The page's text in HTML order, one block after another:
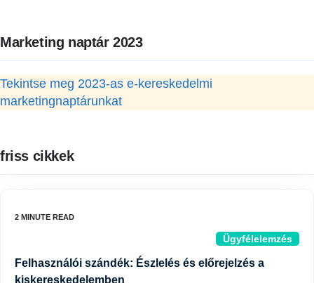
Marketing naptár 2023
Tekintse meg 2023-as e-kereskedelmi
marketingnaptárunkat
friss cikkek
Ügyfélelemzés
Felhasználói szándék: Észlelés és előrejelzés a
kiskereskedelemben